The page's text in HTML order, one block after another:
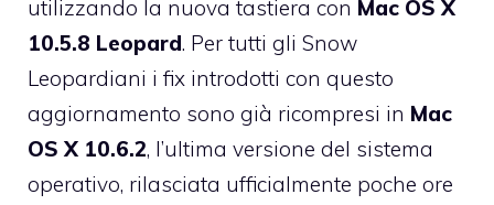
utilizzando la nuova tastiera con Mac OS X
10.5.8 Leopard. Per tutti gli Snow
Leopardiani i fix introdotti con questo
aggiornamento sono già ricompresi in Mac
OS X 10.6.2, l’ultima versione del sistema
operativo, rilasciata ufficialmente poche ore